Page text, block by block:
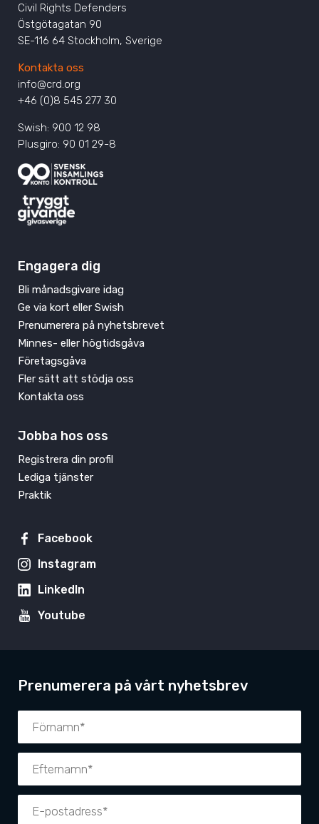
Civil Rights Defenders
Östgötagatan 90
SE-116 64 Stockholm, Sverige
Kontakta oss
info@crd.org
+46 (0)8 545 277 30
Swish: 900 12 98
Plusgiro: 90 01 29-8
Engagera dig
Bli månadsgivare idag
Ge via kort eller Swish
Prenumerera på nyhetsbrevet
Minnes- eller högtidsgåva
Företagsgåva
Fler sätt att stödja oss
Kontakta oss
Jobba hos oss
Registrera din profil
Lediga tjänster
Praktik
Facebook
Instagram
LinkedIn
Youtube
Prenumerera på vårt nyhetsbrev